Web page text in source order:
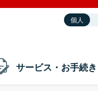
個人
サービス・お手続き